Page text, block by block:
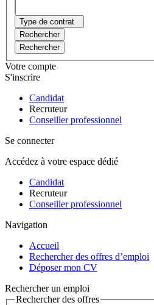
Type de contrat
Rechercher
Rechercher
Votre compte
S'inscrire
Candidat
Recruteur
Conseiller professionnel
Se connecter
Accédez à votre espace dédié
Candidat
Recruteur
Conseiller professionnel
Navigation
Accueil
Rechercher des offres d’emploi
Déposer mon CV
Rechercher un emploi
Rechercher des offres